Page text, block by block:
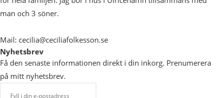
man och 3 söner.
Mail: cecilia@ceciliafolkesson.se
Nyhetsbrev
Få den senaste informationen direkt i din inkorg. Prenumerera
på mitt nyhetsbrev.